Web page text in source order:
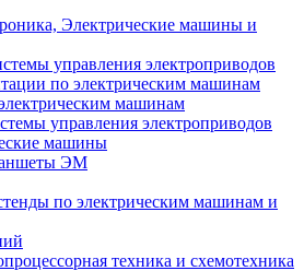
Электрические машины и
управления электроприводов
по электрическим машинам
машинам
управления электроприводов
машины
ЭМ
по электрическим машинам и
техника и схемотехника